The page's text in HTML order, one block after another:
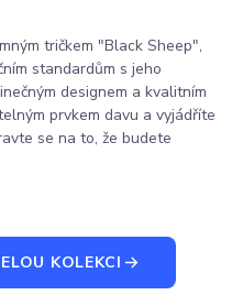
tričkem "Black Sheep",
standardům s jeho
designem a kvalitním
prvkem davu a vyjádříte
se na to, že budete
KOLEKCI